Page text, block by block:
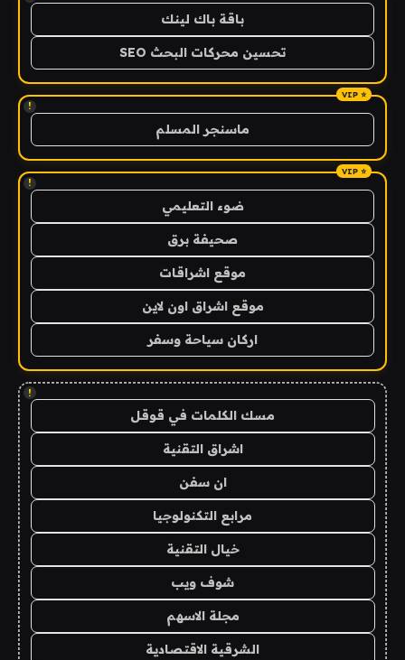
باقة باك لينك
تحسين محركات البحث SEO
!
ماسنجر المسلم
!
ضوء التعليمي
صحيفة برق
موقع اشراقات
موقع اشراق اون لاين
اركان سياحة وسفر
!
مسك الكلمات في قوقل
اشراق التقنية
ان سفن
مرابع التكنولوجيا
خيال التقنية
شوف ويب
مجلة الاسهم
الشرقية الاقتصادية